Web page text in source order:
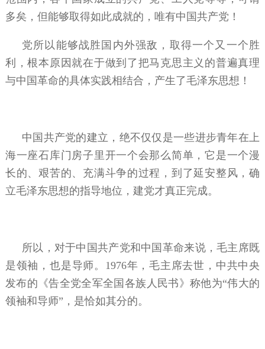
多矣，但能够取得如此成就的，唯有中国共产党！
党所以能够战胜国内外强敌，取得一个又一个胜
利，根本原因就在于做到了把马克思主义的普遍真理
与中国革命的具体实践相结合，产生了毛泽东思想！
中国共产党的建立，绝不仅仅是一些进步青年在上
海一座石库门房子里开一个会那么简单，它是一个漫
长的、艰苦的、充满斗争的过程，到了延安整风，确
立毛泽东思想的指导地位，建党才真正完成。
所以，对于中国共产党和中国革命来说，毛主席既
是领袖，也是导师。1976年，毛主席去世，中共中央
发布的《告全党全军全国各族人民书》称他为“伟大的
领袖和导师”，是恰如其分的。